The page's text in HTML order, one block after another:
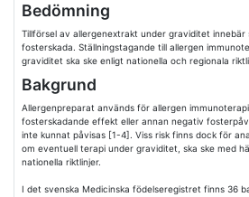
Bedömning
Tillförsel av allergenextrakt under graviditet innebär
fosterskada. Ställningstagande till allergen
graviditet ska ske enligt nationella och regionala
Bakgrund
Allergenpreparat används för allergen
fosterskadande effekt eller annan negativ
inte kunnat påvisas [1-4]. Viss risk finns dock för
om eventuell terapi under graviditet, ska ske med
nationella riktlinjer.
I det svenska Medicinska födelseregistret finns 36